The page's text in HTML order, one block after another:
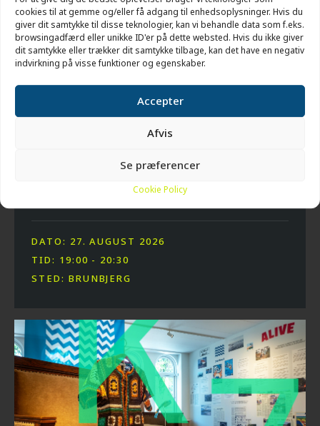
cookies til at gemme og/eller få adgang til enhedsoplysninger. Hvis du
giver dit samtykke til disse teknologier, kan vi behandle data som f.eks.
browsingadfærd eller unikke ID'er på dette websted. Hvis du ikke giver
dit samtykke eller trækker dit samtykke tilbage, kan det have en negativ
indvirkning på visse funktioner og egenskaber.
Accepter
Afvis
Se præferencer
Cookie Policy
DE TYSKE BUNKERE PÅ BRUNBJERG
DATO: 27. AUGUST 2026
TID: 19:00 - 20:30
STED: BRUNBJERG